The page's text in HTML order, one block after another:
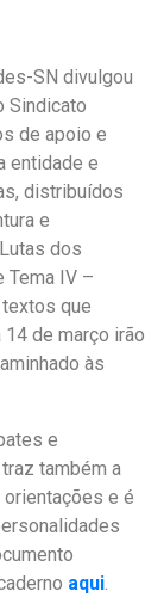
l SN divulgou
Sindicato
de apoio e
entidade e
distribuídos
e
dos
Tema IV –
que
de março irão
às
e
também a
orientações e é
aqui.